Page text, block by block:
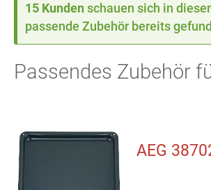
15 Kunden schauen sich in
passende Zubehör bereits
Passendes Zubehör
AEG